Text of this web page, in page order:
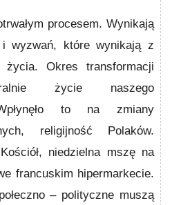
procesem. Wynikają
wyzwań, które wynikają z
życia. Okres transformacji
życie naszego
to na zmiany
religijność Polaków.
niedzielna mszę na
francuskim hipermarkecie.
– polityczne muszą